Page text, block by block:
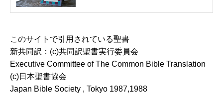
このサイトで引用されている聖書
新共同訳：(c)共同訳聖書実行委員会
Executive Committee of The Common Bible Translation
(c)日本聖書協会
Japan Bible Society , Tokyo 1987,1988